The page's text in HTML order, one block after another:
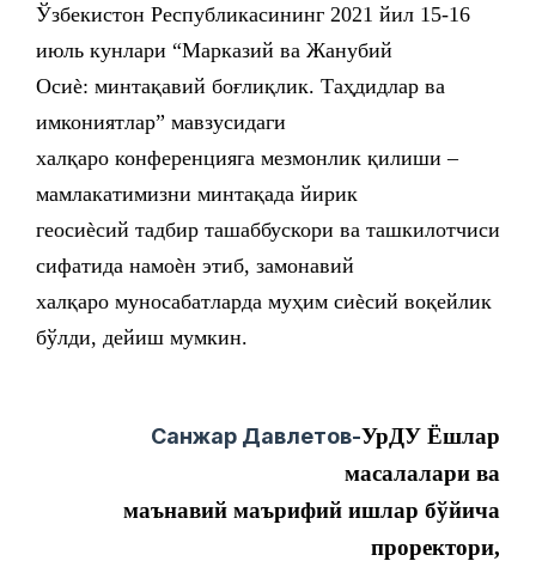
Ўзбекистон Республикасининг 2021 йил 15-16
июль кунлари “Марказий ва Жанубий
Осиѐ: минтақавий боғлиқлик. Таҳдидлар ва
имкониятлар” мавзусидаги
халқаро конференцияга мезмонлик қилиши –
мамлакатимизни минтақада йирик
геосиѐсий тадбир ташаббускори ва ташкилотчиси
сифатида намоѐн этиб, замонавий
халқаро муносабатларда муҳим сиѐсий воқейлик
бўлди, дейиш мумкин.
Санжар Давлетов-УрДУ Ёшлар
масалалари ва
маънавий маърифий ишлар бўйича
проректори,